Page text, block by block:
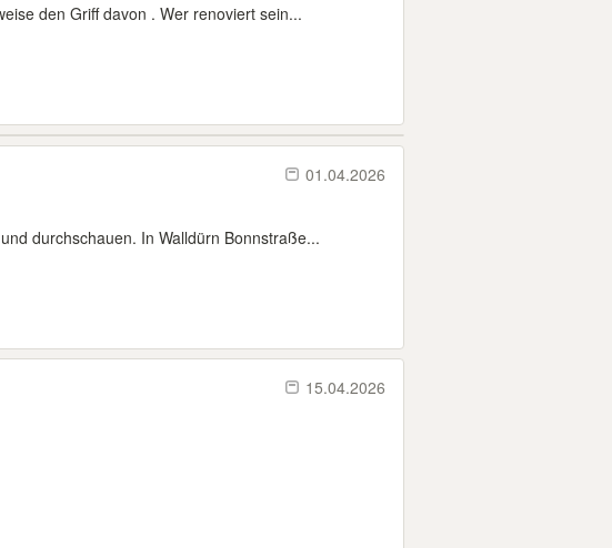
den Griff davon . Wer renoviert sein...
01.04.2026
durchschauen. In Walldürn Bonnstraße...
15.04.2026